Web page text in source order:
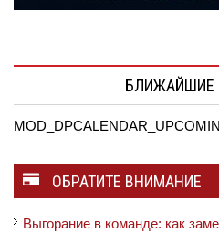
БЛИЖАЙШИЕ
ОБРАТИТЕ ВНИМАНИЕ
Выгорание в команде: как